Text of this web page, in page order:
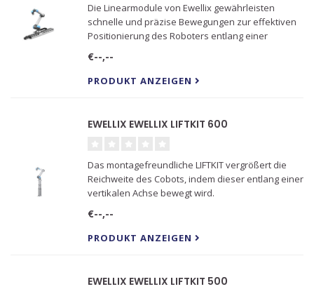
Die Linearmodule von Ewellix gewährleisten
schnelle und präzise Bewegungen zur effektiven
Positionierung des Roboters entlang einer
€--,--
PRODUKT ANZEIGEN
EWELLIX EWELLIX LIFTKIT 600
Das montagefreundliche LIFTKIT vergrößert die
Reichweite des Cobots, indem dieser entlang einer
vertikalen Achse bewegt wird.
€--,--
PRODUKT ANZEIGEN
EWELLIX EWELLIX LIFTKIT 500